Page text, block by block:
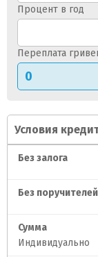
Процент в год
Переплата
Условия
Без залога
Без поручителей
Сумма
Индивидуально